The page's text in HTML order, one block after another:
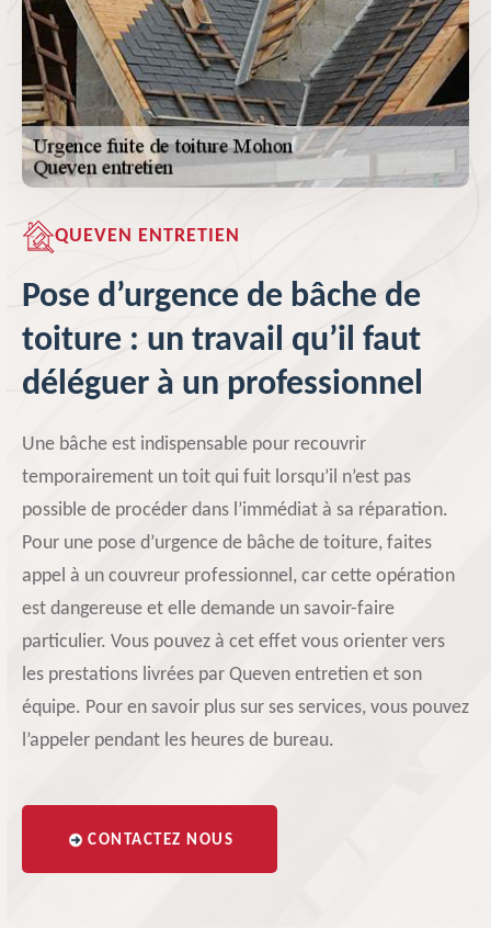
QUEVEN ENTRETIEN
Pose d’urgence de bâche de
toiture : un travail qu’il faut
déléguer à un professionnel
Une bâche est indispensable pour recouvrir
temporairement un toit qui fuit lorsqu’il n’est pas
possible de procéder dans l’immédiat à sa réparation.
Pour une pose d’urgence de bâche de toiture, faites
appel à un couvreur professionnel, car cette opération
est dangereuse et elle demande un savoir-faire
particulier. Vous pouvez à cet effet vous orienter vers
les prestations livrées par Queven entretien et son
équipe. Pour en savoir plus sur ses services, vous pouvez
l’appeler pendant les heures de bureau.
CONTACTEZ NOUS